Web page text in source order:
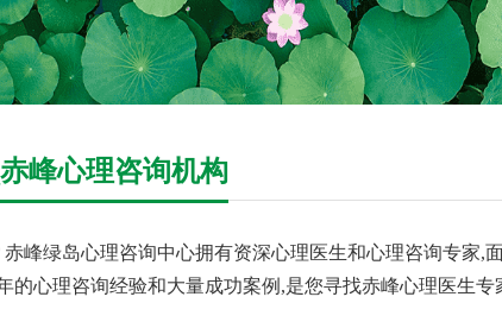
峰心理咨询机构
峰绿岛心理咨询中心拥有资深心理医生和心理咨询专家,
心理咨询经验和大量成功案例,是您寻找赤峰心理医生